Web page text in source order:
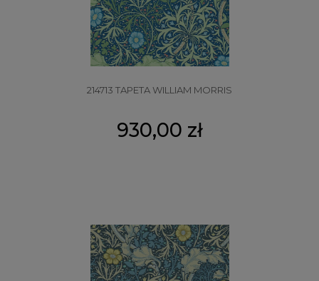
214713 TAPETA WILLIAM MORRIS
930,00 zł